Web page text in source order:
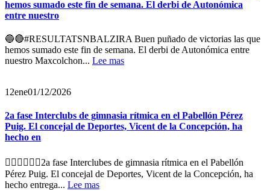
hemos sumado este fin de semana. El derbi de Autonómica
entre nuestro
🔵🔴#RESULTATSNBALZIRA Buen puñado de victorias las que
hemos sumado este fin de semana. El derbi de Autonómica entre
nuestro Maxcolchon... Lee mas
12ene01/12/2026
2a fase Interclubs de gimnasia rítmica en el Pabellón Pérez
Puig. El concejal de Deportes, Vicent de la Concepción, ha
hecho en
🤸‍♂️🤸‍♀️🤸‍♂️2a fase Interclubes de gimnasia rítmica en el Pabellón
Pérez Puig. El concejal de Deportes, Vicent de la Concepción, ha
hecho entrega... Lee mas